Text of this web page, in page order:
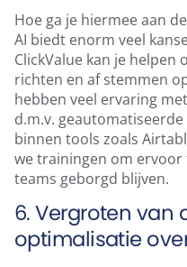
Hoe ga je hiermee aan
AI biedt enorm veel
ClickValue kan je helpen
richten en af stemmen
hebben veel ervaring
d.m.v.
binnen tools zoals
we trainingen om
teams geborgd blijven.
6. Vergroten van
optimalisatie